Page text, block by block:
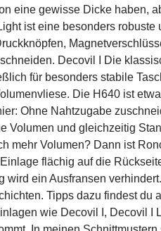
eine gewisse Dicke haben,
ist eine besonders
Decovil I Die
für besonders stabile
Die H640 ist
Ohne Nahtzugabe
Volumen und gleichzeitig
mehr Volumen? Dann ist
flächig auf die
ein Ausfransen
Tipps dazu findest du
wie Decovil I, Decovil